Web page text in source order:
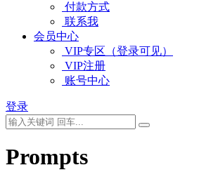
付款方式
联系我
会员中心
VIP专区（登录可见）
VIP注册
账号中心
登录
Prompts